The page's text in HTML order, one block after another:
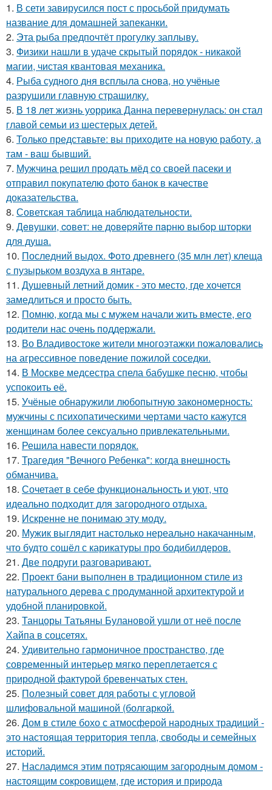
1. В сети завирусился пост с просьбой придумать
название для домашней запеканки.
2. Эта рыба предпочтёт прогулку заплыву.
3. Физики нашли в удаче скрытый порядок - никакой
магии, чистая квантовая механика.
4. Рыба судного дня всплыла снова, но учёные
разрушили главную страшилку.
5. В 18 лет жизнь уоррика Данна перевернулась: он стал
главой семьи из шестерых детей.
6. Только представьте: вы приходите на новую работу, а
там - ваш бывший.
7. Мужчина решил продать мёд со своей пасеки и
отправил покупателю фото банок в качестве
доказательства.
8. Советская таблица наблюдательности.
9. Дeвушки, coвeт: нe дoвepяйтe пapню выбop штopки
для душa.
10. Последний выдох. Фото древнего (35 млн лет) клеща
с пузырьком воздуха в янтаре.
11. Душевный летний домик - это место, где хочется
замедлиться и просто быть.
12. Помню, когда мы с мужем начали жить вместе, его
родители нас очень поддержали.
13. Во Владивостоке жители многоэтажки пожаловались
на агрессивное поведение пожилой соседки.
14. В Москве медсестра спела бабушке песню, чтобы
успокоить её.
15. Учёные обнаружили любопытную закономерность:
мужчины с психопатическими чертами часто кажутся
женщинам более сексуально привлекательными.
16. Решила навести порядок.
17. Трагедия "Вечного Ребенка": когда внешность
обманчива.
18. Сочетает в себе функциональность и уют, что
идеально подходит для загородного отдыха.
19. Искренне не понимаю эту моду.
20. Мужик выглядит настолько нереально накачанным,
что будто сошёл с карикатуры про бодибилдеров.
21. Две подруги разговаривают.
22. Проект бани выполнен в традиционном стиле из
натурального дерева с продуманной архитектурой и
удобной планировкой.
23. Танцоры Татьяны Булановой ушли от неё после
Хайпа в соцсетях.
24. Удивительно гармоничное пространство, где
современный интерьер мягко переплетается с
природной фактурой бревенчатых стен.
25. Полезный совет для работы с угловой
шлифовальной машиной (болгаркой.
26. Дом в стиле бохо с атмосферой народных традиций -
это настоящая территория тепла, свободы и семейных
историй.
27. Насладимся этим потрясающим загородным домом -
настоящим сокровищем, где история и природа